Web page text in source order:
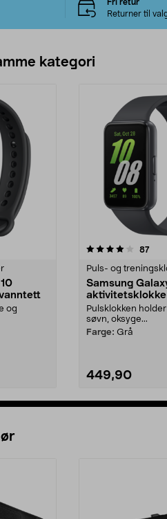
Fri retur
Returner til
kategori
og
87
Puls- og
Samsung
aktivitetsklokke
Pulsklokken
søvn, oksyge...
Farge: Grå
449,90
4.5 av 5